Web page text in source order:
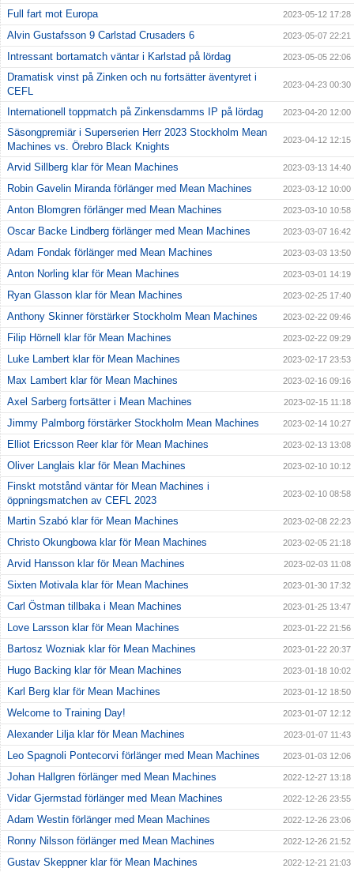
Full fart mot Europa 2023-05-12 17:28
Alvin Gustafsson 9 Carlstad Crusaders 6 2023-05-07 22:21
Intressant bortamatch väntar i Karlstad på lördag 2023-05-05 22:06
Dramatisk vinst på Zinken och nu fortsätter äventyret i
CEFL
2023-04-23 00:30
Internationell toppmatch på Zinkensdamms IP på lördag 2023-04-20 12:00
Säsongpremiär i Superserien Herr 2023 Stockholm Mean
Machines vs. Örebro Black Knights
2023-04-12 12:15
Arvid Sillberg klar för Mean Machines 2023-03-13 14:40
Robin Gavelin Miranda förlänger med Mean Machines 2023-03-12 10:00
Anton Blomgren förlänger med Mean Machines 2023-03-10 10:58
Oscar Backe Lindberg förlänger med Mean Machines 2023-03-07 16:42
Adam Fondak förlänger med Mean Machines 2023-03-03 13:50
Anton Norling klar för Mean Machines 2023-03-01 14:19
Ryan Glasson klar för Mean Machines 2023-02-25 17:40
Anthony Skinner förstärker Stockholm Mean Machines 2023-02-22 09:46
Filip Hörnell klar för Mean Machines 2023-02-22 09:29
Luke Lambert klar för Mean Machines 2023-02-17 23:53
Max Lambert klar för Mean Machines 2023-02-16 09:16
Axel Sarberg fortsätter i Mean Machines 2023-02-15 11:18
Jimmy Palmborg förstärker Stockholm Mean Machines 2023-02-14 10:27
Elliot Ericsson Reer klar för Mean Machines 2023-02-13 13:08
Oliver Langlais klar för Mean Machines 2023-02-10 10:12
Finskt motstånd väntar för Mean Machines i
öppningsmatchen av CEFL 2023
2023-02-10 08:58
Martin Szabó klar för Mean Machines 2023-02-08 22:23
Christo Okungbowa klar för Mean Machines 2023-02-05 21:18
Arvid Hansson klar för Mean Machines 2023-02-03 11:08
Sixten Motivala klar för Mean Machines 2023-01-30 17:32
Carl Östman tillbaka i Mean Machines 2023-01-25 13:47
Love Larsson klar för Mean Machines 2023-01-22 21:56
Bartosz Wozniak klar för Mean Machines 2023-01-22 20:37
Hugo Backing klar för Mean Machines 2023-01-18 10:02
Karl Berg klar för Mean Machines 2023-01-12 18:50
Welcome to Training Day! 2023-01-07 12:12
Alexander Lilja klar för Mean Machines 2023-01-07 11:43
Leo Spagnoli Pontecorvi förlänger med Mean Machines 2023-01-03 12:06
Johan Hallgren förlänger med Mean Machines 2022-12-27 13:18
Vidar Gjermstad förlänger med Mean Machines 2022-12-26 23:55
Adam Westin förlänger med Mean Machines 2022-12-26 23:06
Ronny Nilsson förlänger med Mean Machines 2022-12-26 21:52
Gustav Skeppner klar för Mean Machines 2022-12-21 21:03